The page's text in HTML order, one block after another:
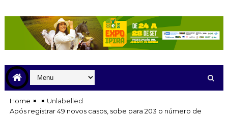
Home
Unlabelled
Após registrar 49 novos casos, sobe para 203 o número de